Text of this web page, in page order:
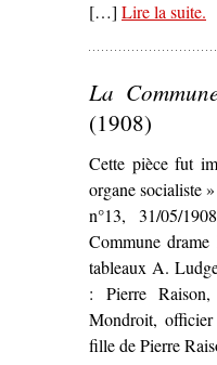
[…] Lire la suite– ‘
.
La
(1908)
Cette pièce fut
organe socialiste
n°13, 31/05/
Commune
tableaux A.
: Pierre
Mondroit,
fille de Pierre